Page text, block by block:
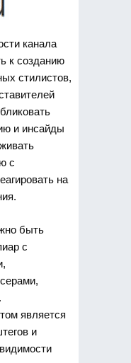
канала
к созданию
стилистов,
и инсайды
с
на
быть
с
является
и